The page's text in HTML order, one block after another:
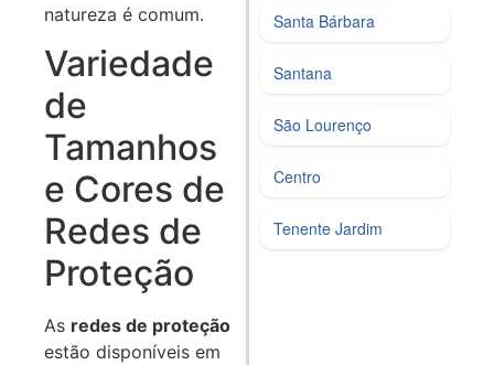
natureza é comum.
Variedade
de
Tamanhos
e Cores de
Redes de
Proteção
As redes de proteção
estão disponíveis em
Santa Bárbara
Santana
São Lourenço
Centro
Tenente Jardim